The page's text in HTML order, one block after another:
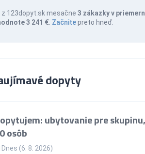
z 123dopyt.sk mesačne3 zákazky v
3 241 € Začnitepreto hneď.
dopyty
ubytovanie pre
osôb
Dnes (6. 8. 2026)